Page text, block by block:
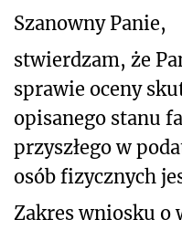
Szanowny Panie,
stwierdzam, że
sprawie oceny
opisanego stanu
przyszłego w
osób fizycznych
Zakres wniosku o